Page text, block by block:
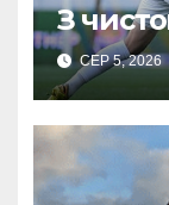
З
СЕР 5, 2026